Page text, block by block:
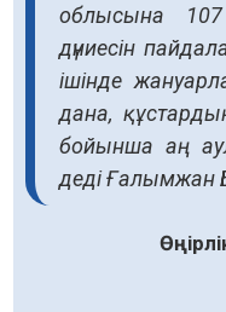
облысына
дүниесін
ішінде
дана,
бойынша аң
деді Ғалымжан